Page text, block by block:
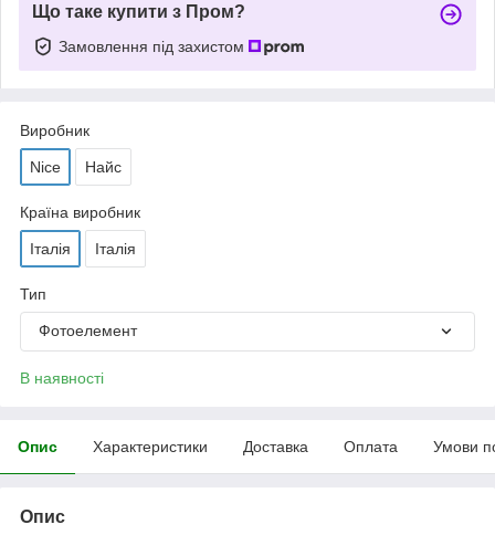
Що таке купити з Пром?
Замовлення під захистом
Виробник
Nice Найс
Країна виробник
Італія Італія
Тип
Фотоелемент
В наявності
Опис Характеристики Доставка Оплата Умови
Опис